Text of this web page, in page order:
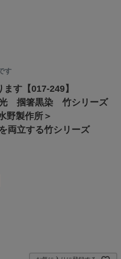
す
す【017-249】
掴箸黒染 竹シリーズ
製作所＞
両立する竹シリーズ